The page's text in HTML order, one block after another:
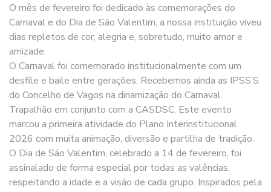
O mês de fevereiro foi dedicado às comemorações do
Carnaval e do Dia de São Valentim, a nossa instituição viveu
dias repletos de cor, alegria e, sobretudo, muito amor e
amizade.
O Carnaval foi comemorado institucionalmente com um
desfile e baile entre gerações. Recebemos ainda as IPSS’S
do Concelho de Vagos na dinamização do Carnaval
Trapalhão em conjunto com a CASDSC. Este evento
marcou a primeira atividade do Plano Interinstitucional
2026 com muita animação, diversão e partilha de tradição.
O Dia de São Valentim, celebrado a 14 de fevereiro, foi
assinalado de forma especial por todas as valências,
respeitando a idade e a visão de cada grupo. Inspirados pela